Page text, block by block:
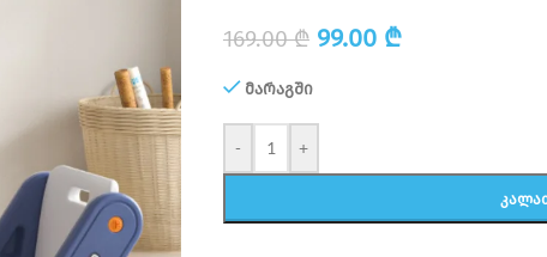
169.00₾ 99.00 ₾
მარაგში
- +